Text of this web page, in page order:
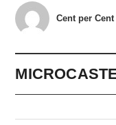
Cent per Cent